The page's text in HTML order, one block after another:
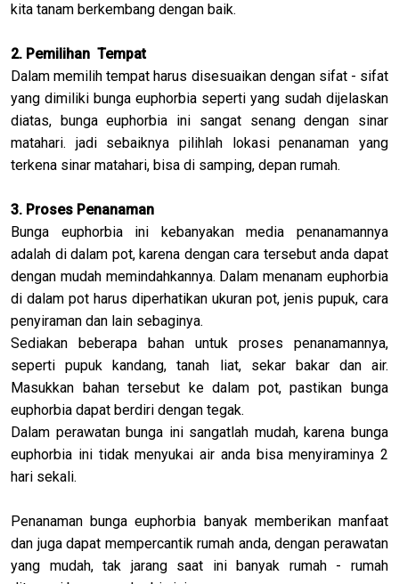
kita tanam berkembang dengan baik.
2. Pemilihan Tempat
Dalam memilih tempat harus disesuaikan dengan sifat - sifat
yang dimiliki bunga euphorbia seperti yang sudah dijelaskan
diatas, bunga euphorbia ini sangat senang dengan sinar
matahari. jadi sebaiknya pilihlah lokasi penanaman yang
terkena sinar matahari, bisa di samping, depan rumah.
3. Proses Penanaman
Bunga euphorbia ini kebanyakan media penanamannya
adalah di dalam pot, karena dengan cara tersebut anda dapat
dengan mudah memindahkannya. Dalam menanam euphorbia
di dalam pot harus diperhatikan ukuran pot, jenis pupuk, cara
penyiraman dan lain sebaginya.
Sediakan beberapa bahan untuk proses penanamannya,
seperti pupuk kandang, tanah liat, sekar bakar dan air.
Masukkan bahan tersebut ke dalam pot, pastikan bunga
euphorbia dapat berdiri dengan tegak.
Dalam perawatan bunga ini sangatlah mudah, karena bunga
euphorbia ini tidak menyukai air anda bisa menyiraminya 2
hari sekali.
Penanaman bunga euphorbia banyak memberikan manfaat
dan juga dapat mempercantik rumah anda, dengan perawatan
yang mudah, tak jarang saat ini banyak rumah - rumah